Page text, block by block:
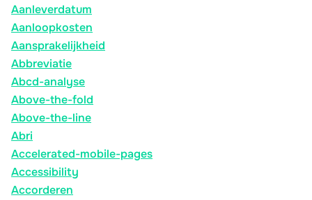
Aanleverdatum
Aanloopkosten
Aansprakelijkheid
Abbreviatie
Abcd-analyse
Above-the-fold
Above-the-line
Abri
Accelerated-mobile-pages
Accessibility
Accorderen